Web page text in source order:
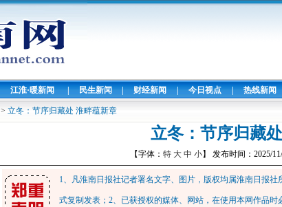
江淮·暖新闻 | 民生新闻 | 财经新闻 | 今日视点 | 热线新闻
> 立冬：节序归藏处 淮畔蕴新章
立冬：节序归藏
【字体： 特 大 中 小】 发布时间：2025/
1、凡淮南日报社记者署名文字、图片，版权均属淮南日报
式复制发表；2、已获授权的媒体、网站，在使用本网作品